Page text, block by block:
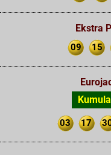
Ekstra
09 15
03 17